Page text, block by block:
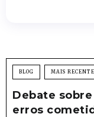
BLOG MAIS
Debate
erros